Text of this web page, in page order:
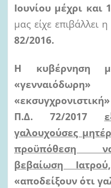
Ιουνίου μέχρι και
μας είχε επιβάλλει
82/2016.
Η κυβέρνηση
«γενναιόδωρη»
«εκσυγχρονιστική»
Π.Δ. 72/2017
γαλουχούσες
προϋπόθεση
βεβαίωση Ιατρού,
«αποδείξουν ότι